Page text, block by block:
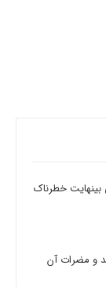
ماده غذایی بینهایت خطرناک
و مضرات آن